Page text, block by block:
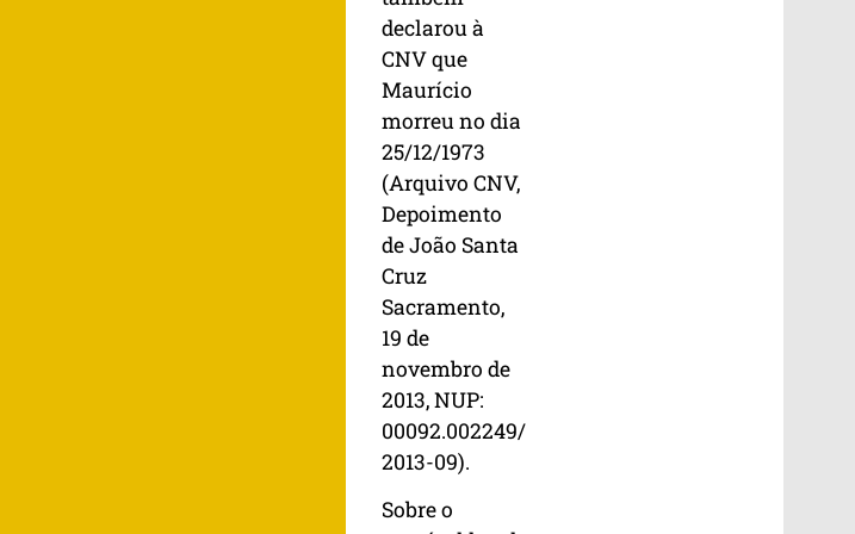
declarou à
CNV que
Maurício
morreu no dia
25/12/1973
(Arquivo CNV,
Depoimento
de João Santa
Cruz
Sacramento,
19 de
novembro de
2013, NUP:
00092.002249/
2013-09).
Sobre o